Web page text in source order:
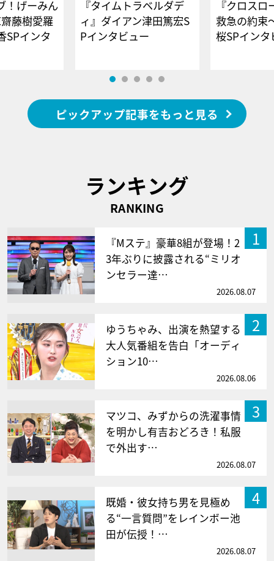
！げーみん
藤樹愛羅
SPインタ
『タイムトラベルダデ
ィ』ダイアン津田篤宏S
Pインタビュー
『クロス
救急の約束
桜SPイ
ピックアップ記事をもっと見る
ランキング
RANKING
1
『Mステ』豪華8組が登場！2
3年ぶりに披露される“ミリオ
ンセラー達…
2026.08.07
2
ゆうちゃみ、出演を熱望する
大人気番組を告白「オーディ
ション10…
2026.08.06
3
マツコ、みずからの洗濯事情
を明かし有吉おどろき！私服
で外出す…
2026.08.07
4
既婚・彼女持ち男を見極め
る“一言質問”をレインボー池
田が伝授！…
2026.08.07